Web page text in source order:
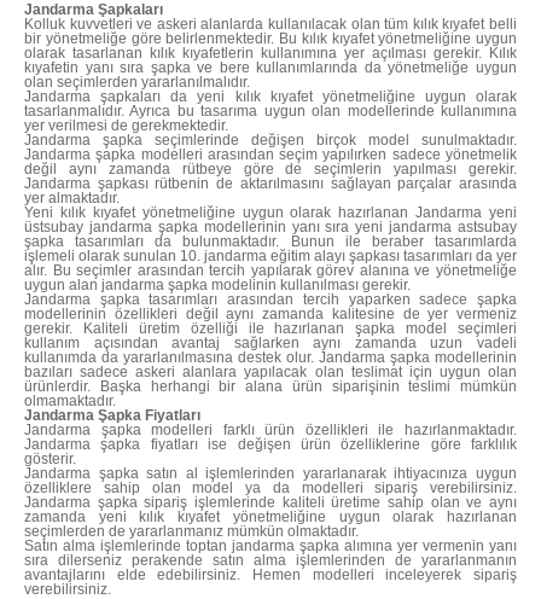
Jandarma Şapkaları
Kolluk kuvvetleri ve askeri alanlarda kullanılacak olan tüm kılık kıyafet belli
bir yönetmeliğe göre belirlenmektedir. Bu kılık kıyafet yönetmeliğine uygun
olarak tasarlanan kılık kıyafetlerin kullanımına yer açılması gerekir. Kılık
kıyafetin yanı sıra şapka ve bere kullanımlarında da yönetmeliğe uygun
olan seçimlerden yararlanılmalıdır.
Jandarma şapkaları da yeni kılık kıyafet yönetmeliğine uygun olarak
tasarlanmalıdır. Ayrıca bu tasarıma uygun olan modellerinde kullanımına
yer verilmesi de gerekmektedir.
Jandarma şapka seçimlerinde değişen birçok model sunulmaktadır.
Jandarma şapka modelleri arasından seçim yapılırken sadece yönetmelik
değil aynı zamanda rütbeye göre de seçimlerin yapılması gerekir.
Jandarma şapkası rütbenin de aktarılmasını sağlayan parçalar arasında
yer almaktadır.
Yeni kılık kıyafet yönetmeliğine uygun olarak hazırlanan Jandarma yeni
üstsubay jandarma şapka modellerinin yanı sıra yeni jandarma astsubay
şapka tasarımları da bulunmaktadır. Bunun ile beraber tasarımlarda
işlemeli olarak sunulan 10. jandarma eğitim alayı şapkası tasarımları da yer
alır. Bu seçimler arasından tercih yapılarak görev alanına ve yönetmeliğe
uygun alan jandarma şapka modelinin kullanılması gerekir.
Jandarma şapka tasarımları arasından tercih yaparken sadece şapka
modellerinin özellikleri değil aynı zamanda kalitesine de yer vermeniz
gerekir. Kaliteli üretim özelliği ile hazırlanan şapka model seçimleri
kullanım açısından avantaj sağlarken aynı zamanda uzun vadeli
kullanımda da yararlanılmasına destek olur. Jandarma şapka modellerinin
bazıları sadece askeri alanlara yapılacak olan teslimat için uygun olan
ürünlerdir. Başka herhangi bir alana ürün siparişinin teslimi mümkün
olmamaktadır.
Jandarma Şapka Fiyatları
Jandarma şapka modelleri farklı ürün özellikleri ile hazırlanmaktadır.
Jandarma şapka fiyatları ise değişen ürün özelliklerine göre farklılık
gösterir.
Jandarma şapka satın al işlemlerinden yararlanarak ihtiyacınıza uygun
özelliklere sahip olan model ya da modelleri sipariş verebilirsiniz.
Jandarma şapka sipariş işlemlerinde kaliteli üretime sahip olan ve aynı
zamanda yeni kılık kıyafet yönetmeliğine uygun olarak hazırlanan
seçimlerden de yararlanmanız mümkün olmaktadır.
Satın alma işlemlerinde toptan jandarma şapka alımına yer vermenin yanı
sıra dilerseniz perakende satın alma işlemlerinden de yararlanmanın
avantajlarını elde edebilirsiniz. Hemen modelleri inceleyerek sipariş
verebilirsiniz.